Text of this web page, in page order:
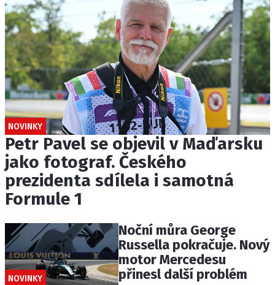
NOVINKY
Petr Pavel se objevil v Maďarsku
jako fotograf. Českého
prezidenta sdílela i samotná
Formule 1
NOVINKY
Noční můra George
Russella pokračuje. Nový
motor Mercedesu
přinesl další problém